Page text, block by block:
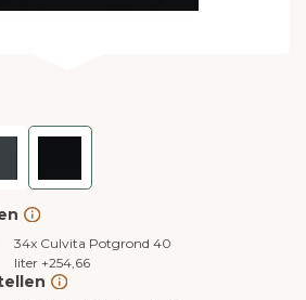
34x Culvita Potgrond 40
liter +254,66